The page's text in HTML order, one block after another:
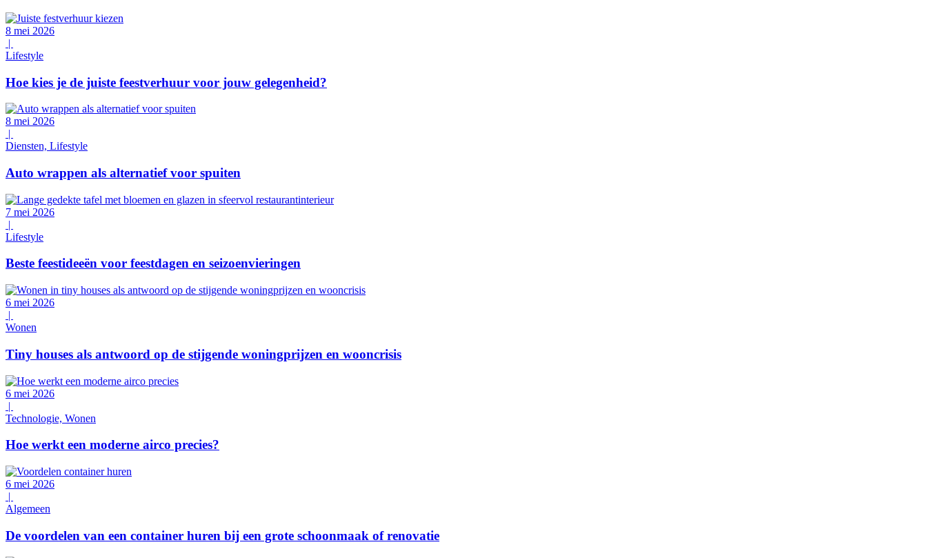
8 mei 2026
|
Lifestyle
Hoe kies je de juiste feestverhuur voor jouw gelegenheid?
8 mei 2026
|
Diensten, Lifestyle
Auto wrappen als alternatief voor spuiten
7 mei 2026
|
Lifestyle
Beste feestideeën voor feestdagen en seizoenvieringen
6 mei 2026
|
Wonen
Tiny houses als antwoord op de stijgende woningprijzen en wooncrisis
6 mei 2026
|
Technologie, Wonen
Hoe werkt een moderne airco precies?
6 mei 2026
|
Algemeen
De voordelen van een container huren bij een grote schoonmaak of renovatie